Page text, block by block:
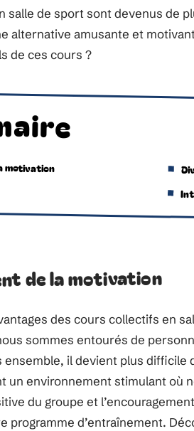
salle de sport sont devenus de
alternative amusante et
de ces cours ?
motivation
de la motivation
des cours collectifs en
sommes entourés de
ensemble, il devient plus
un environnement stimulant où
du groupe et
programme d’entraînement.